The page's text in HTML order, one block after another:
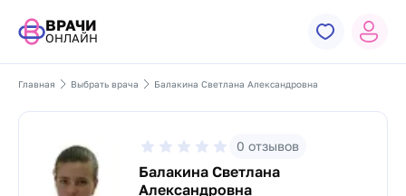
ВРАЧИ
ОНЛАЙН
Главная Выбрать врача Балакина Светлана Александровна
0 отзывов
Балакина Светлана
Александровна